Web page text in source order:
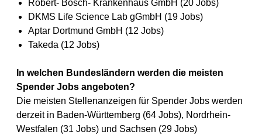
Robert- Bosch- Krankenhaus GmbH (20 Jobs)
DKMS Life Science Lab gGmbH (19 Jobs)
Aptar Dortmund GmbH (12 Jobs)
Takeda (12 Jobs)
In welchen Bundesländern werden die meisten
Spender Jobs angeboten?
Die meisten Stellenanzeigen für Spender Jobs werden
derzeit in Baden-Württemberg (64 Jobs), Nordrhein-
Westfalen (31 Jobs) und Sachsen (29 Jobs)